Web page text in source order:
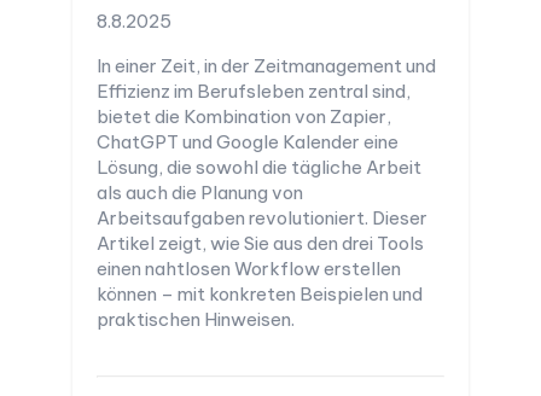
8.8.2025
In einer Zeit, in der Zeitmanagement und
Effizienz im Berufsleben zentral sind,
bietet die Kombination von Zapier,
ChatGPT und Google Kalender eine
Lösung, die sowohl die tägliche Arbeit
als auch die Planung von
Arbeitsaufgaben revolutioniert. Dieser
Artikel zeigt, wie Sie aus den drei Tools
einen nahtlosen Workflow erstellen
können – mit konkreten Beispielen und
praktischen Hinweisen.